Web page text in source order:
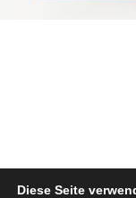
Diese Seite